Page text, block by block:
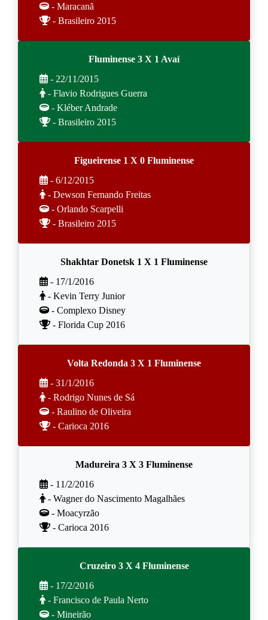
- Maracanã
- Brasileiro 2015
Fluminense 3 X 1 Avaí
- 22/11/2015
- Flavio Rodrigues Guerra
- Kléber Andrade
- Brasileiro 2015
Figueirense 1 X 0 Fluminense
- 6/12/2015
- Dewson Fernando Freitas
- Orlando Scarpelli
- Brasileiro 2015
Shakhtar Donetsk 1 X 1 Fluminense
- 17/1/2016
- Kevin Terry Junior
- Complexo Disney
- Florida Cup 2016
Volta Redonda 3 X 1 Fluminense
- 31/1/2016
- Rodrigo Nunes de Sá
- Raulino de Oliveira
- Carioca 2016
Madureira 3 X 3 Fluminense
- 11/2/2016
- Wagner do Nascimento Magalhães
- Moacyrzão
- Carioca 2016
Cruzeiro 3 X 4 Fluminense
- 17/2/2016
- Francisco de Paula Nerto
- Mineirão